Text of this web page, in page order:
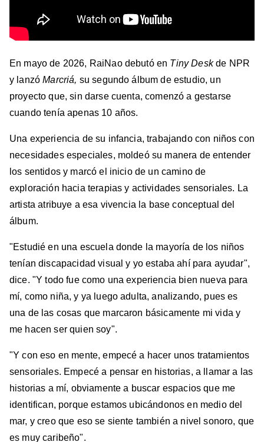
En mayo de 2026, RaiNao debutó en Tiny Deskde NPR
y lanzóMarcriá, su segundo álbum de estudio, un
proyecto que, sin darse cuenta, comenzó a gestarse
cuando tenía apenas 10 años.
Una experiencia de su infancia, trabajando con niños con
necesidades especiales, moldeó su manera de entender
los sentidos y marcó el inicio de un camino de
exploración hacia terapias y actividades sensoriales. La
artista atribuye a esa vivencia la base conceptual del
álbum.
"Estudié en una escuela donde la mayoría de los niños
tenían discapacidad visual y yo estaba ahí para ayudar",
dice. "Y todo fue como una experiencia bien nueva para
mí, como niña, y ya luego adulta, analizando, pues es
una de las cosas que marcaron básicamente mi vida y
me hacen ser quien soy".
"Y con eso en mente, empecé a hacer unos tratamientos
sensoriales. Empecé a pensar en historias, a llamar a las
historias a mí, obviamente a buscar espacios que me
identifican, porque estamos ubicándonos en medio del
mar, y creo que eso se siente también a nivel sonoro, que
es muy caribeño".